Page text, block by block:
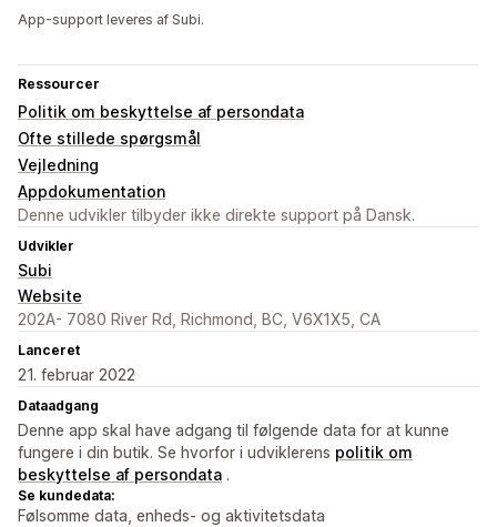
App-support leveres af Subi.
Ressourcer
Politik om beskyttelse af persondata
Ofte stillede spørgsmål
Vejledning
Appdokumentation
Denne udvikler tilbyder ikke direkte support på Dansk.
Udvikler
Subi
Website
202A- 7080 River Rd, Richmond, BC, V6X1X5, CA
Lanceret
21. februar 2022
Dataadgang
Denne app skal have adgang til følgende data for at kunne
fungere i din butik. Se hvorfor i udviklerens politik om
beskyttelse af persondata .
Se kundedata:
Følsomme data, enheds- og aktivitetsdata